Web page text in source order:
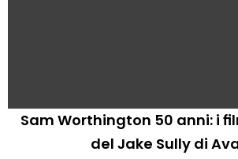
Sam Worthington 50 anni: i
del Jake Sully di